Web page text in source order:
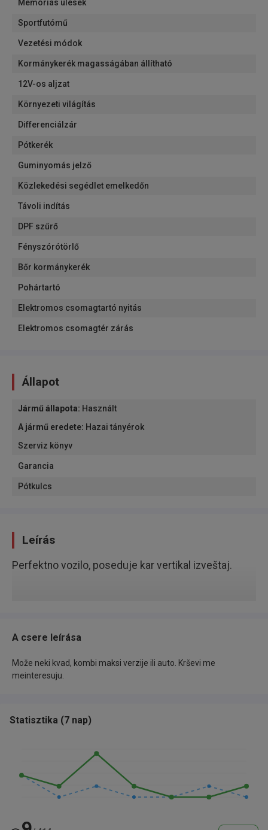
Memóriás ülések
Sportfutómű
Vezetési módok
Kormánykerék magasságában állítható
12V-os aljzat
Környezeti világítás
Differenciálzár
Pótkerék
Guminyomás jelző
Közlekedési segédlet emelkedőn
Távoli indítás
DPF szűrő
Fényszórótörlő
Bőr kormánykerék
Pohártartó
Elektromos csomagtartó nyitás
Elektromos csomagtér zárás
Állapot
Jármű állapota: Használt
A jármű eredete: Hazai tányérok
Szerviz könyv
Garancia
Pótkulcs
Leírás
Perfektno vozilo, poseduje kar vertikal izveštaj.
A csere leírása
Može neki kvad, kombi maksi verzije ili auto. Krševi me
meinteresuju.
Statisztika (7 nap)